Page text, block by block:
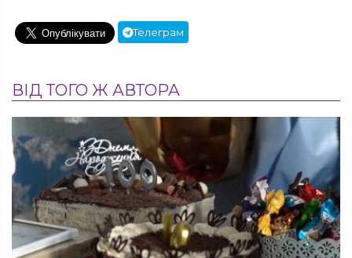
Телеграм
ВІД ТОГО Ж АВТОРА